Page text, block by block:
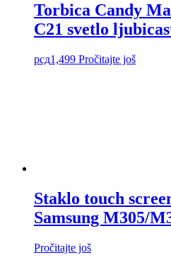
Torbica Candy
C21 svetlo
рсд1,499 Pročitajte još
Staklo touch
Samsung M305/
Pročitajte još